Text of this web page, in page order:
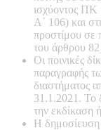
ισχύοντος ΠΚ
Α΄ 106) και
προστίμου σε
του άρθρου
Οι ποινικές
παραγραφής
διαστήματος
31.1.2021. Το
την εκδίκαση
Η